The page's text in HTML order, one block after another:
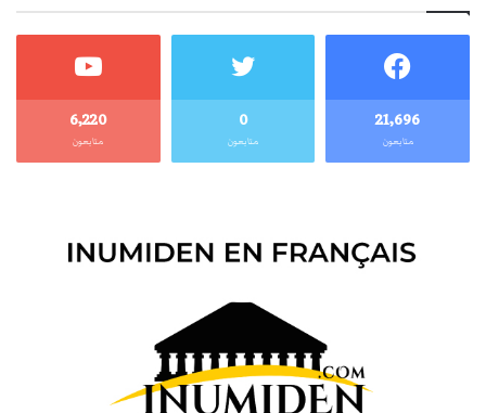
21٬696
متابعون
0
متابعون
6٬220
متابعون